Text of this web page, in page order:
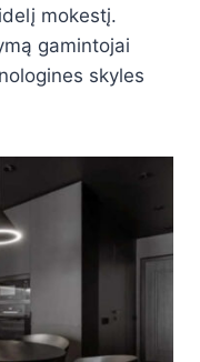
mokestį.
gamintojai
skyles